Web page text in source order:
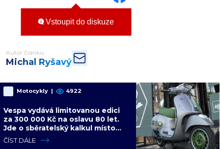
Vstoupit do diskuze
Autor článku
Michal Ryšavý
Motocykly | 4922
Vespa vydává limitovanou edici
za 300 000 Kč na oslavu 80 let.
Jde o sběratelský kalkul místo
jízdního upgradu
ČÍST DÁLE